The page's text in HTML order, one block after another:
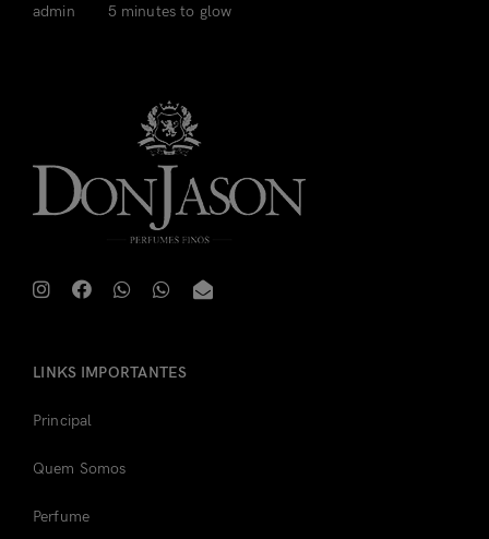
admin 5 minutes to glow
LINKS IMPORTANTES
Principal
Quem Somos
Perfume